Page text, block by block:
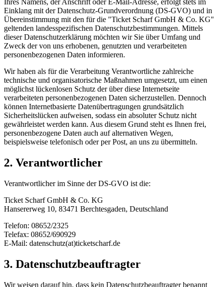
Ihres Namens, der Anschrift oder E-Mail-Adresse, erfolgt stets im
Einklang mit der Datenschutz-Grundverordnung (DS-GVO) und in
Übereinstimmung mit den für die "Ticket Scharf GmbH & Co. KG"
geltenden landesspezifischen Datenschutzbestimmungen. Mittels
dieser Datenschutzerklärung möchten wir Sie über Umfang und
Zweck der von uns erhobenen, genutzten und verarbeiteten
personenbezogenen Daten informieren.
Wir haben als für die Verarbeitung Verantwortliche zahlreiche
technische und organisatorische Maßnahmen umgesetzt, um einen
möglichst lückenlosen Schutz der über diese Internetseite
verarbeiteten personenbezogenen Daten sicherzustellen. Dennoch
können Internetbasierte Datenübertragungen grundsätzlich
Sicherheitslücken aufweisen, sodass ein absoluter Schutz nicht
gewährleistet werden kann. Aus diesem Grund steht es Ihnen frei,
personenbezogene Daten auch auf alternativen Wegen,
beispielsweise telefonisch oder per Post, an uns zu übermitteln.
2. Verantwortlicher
Verantwortlicher im Sinne der DS-GVO ist die:
Ticket Scharf GmbH & Co. KG
Hansererweg 10, 83471 Berchtesgaden, Deutschland
Telefon: 08652/2325
Telefax: 08652/690929
E-Mail: datenschutz(at)ticketscharf.de
3. Datenschutzbeauftragter
Wir weisen darauf hin, dass kein Datenschutzbeauftragter benannt